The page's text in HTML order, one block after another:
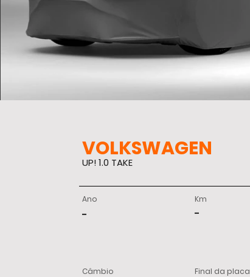
VOLKSWAGEN
UP! 1.0 TAKE
Ano
-
Km
-
Câmbio Final da placa